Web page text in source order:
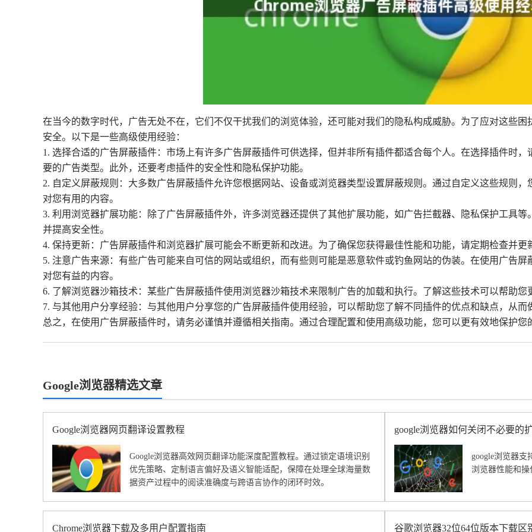
在当今的数字时代，广告无处不在，它们不仅干扰我们的浏览体验，还可能对我们的隐私构成威胁。为了应对这些
安全。以下是一些高级使用经验：
1. 选择合适的广告屏蔽插件：市场上有许多广告屏蔽插件可供选择，但并非所有插件都适合每个人。在选择插件时
要的广告类型。此外，还要考虑插件的安全性和隐私保护功能。
2. 自定义屏蔽规则：大多数广告屏蔽插件允许您根据网站、设备或浏览器类型设置屏蔽规则。通过自定义这些规则
对您有用的内容。
3. 利用浏览器扩展功能：除了广告屏蔽插件外，许多浏览器还提供了其他扩展功能，如广告拦截器、隐私保护工具
并提高安全性。
4. 保持更新：广告屏蔽插件和浏览器扩展可能会不断更新和改进。为了确保您获得最佳性能和功能，请定期检查并更
5. 注意广告来源：有些广告可能来自可信的网站或组织，而有些则可能是恶意软件或钓鱼网站的伪装。在使用广告
对您有益的内容。
6. 了解浏览器沙箱技术：某些广告屏蔽插件使用浏览器沙箱技术来限制广告的加载和执行。了解这些技术可以帮助
7. 与其他用户分享经验：与其他用户分享您的广告屏蔽插件使用经验，可以帮助您了解不同插件的优点和缺点，从而
总之，在使用广告屏蔽插件时，请务必谨慎并遵循相关指南。通过合理配置和使用高级功能，您可以更有效地保护您
Google浏览器精选文章
Google浏览器网页翻译设置教程
Google浏览器高效网页翻译功能深度配置教程。通过锁定语境识别
优先策略、定制语言偏好及语义智能适配，保障在处理全球海量数
据资产过程中的阅读准确度与跨语言协作的闭环时效。
google浏览器如何关闭不必要的
google浏览器支
浏览器性能和操
Chrome浏览器下载及多用户配置指南 谷歌浏览器32位64位版本下载区